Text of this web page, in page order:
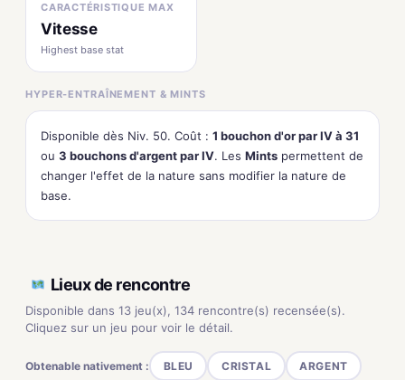
CARACTÉRISTIQUE MAX
Vitesse
Highest base stat
HYPER-ENTRAÎNEMENT & MINTS
Disponible dès Niv. 50. Coût : 1 bouchon d'or par IV à 31
ou 3 bouchons d'argent par IV. Les Mints permettent de
changer l'effet de la nature sans modifier la nature de
base.
Lieux de rencontre
Disponible dans 13 jeu(x), 134 rencontre(s) recensée(s).
Cliquez sur un jeu pour voir le détail.
Obtenable nativement : BLEU CRISTAL ARGENT